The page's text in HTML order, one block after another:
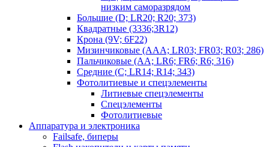
низким саморазрядом
Большие (D; LR20; R20; 373)
Квадратные (3336;3R12)
Крона (9V; 6F22)
Мизинчиковые (AAA; LR03; FR03; R03; 286)
Пальчиковые (AA; LR6; FR6; R6; 316)
Средние (C; LR14; R14; 343)
Фотолитиевые и спецэлементы
Литиевые спецэлементы
Спецэлементы
Фотолитиевые
Аппаратура и электроника
Failsafe, биперы